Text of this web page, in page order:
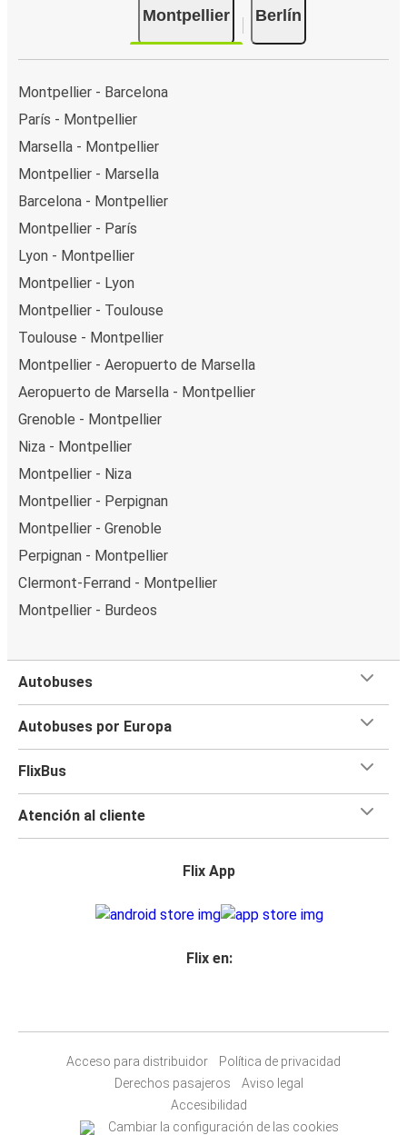
Montpellier Berlín
Montpellier - Barcelona
París - Montpellier
Marsella - Montpellier
Montpellier - Marsella
Barcelona - Montpellier
Montpellier - París
Lyon - Montpellier
Montpellier - Lyon
Montpellier - Toulouse
Toulouse - Montpellier
Montpellier - Aeropuerto de Marsella
Aeropuerto de Marsella - Montpellier
Grenoble - Montpellier
Niza - Montpellier
Montpellier - Niza
Montpellier - Perpignan
Montpellier - Grenoble
Perpignan - Montpellier
Clermont-Ferrand - Montpellier
Montpellier - Burdeos
Autobuses
Autobuses por Europa
FlixBus
Atención al cliente
Flix App
Flix en:
Acceso para distribuidor
Política de privacidad
Derechos pasajeros
Aviso legal
Accesibilidad
Cambiar la configuración de las cookies